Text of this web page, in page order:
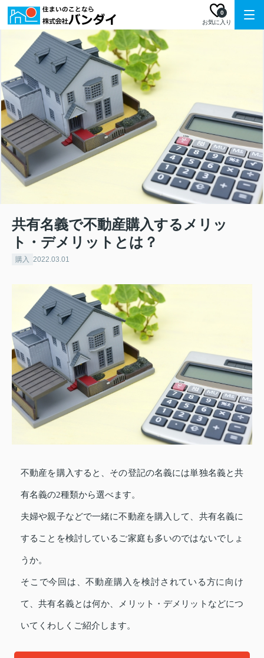
お気に入り
0
共有名義で不動産購入するメリッ
ト・デメリットとは？
購入 2022.03.01
不動産を購入すると、その登記の名義には単独名義と共
有名義の2種類から選べます。
夫婦や親子などで一緒に不動産を購入して、共有名義に
することを検討しているご家庭も多いのではないでしょ
うか。
そこで今回は、不動産購入を検討されている方に向け
て、共有名義とは何か、メリット・デメリットなどにつ
いてくわしくご紹介します。